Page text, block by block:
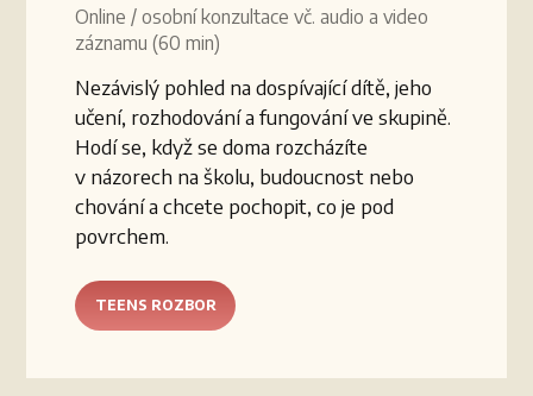
Online / osobní konzultace vč. audio a video
záznamu (60 min)
Nezávislý pohled na dospívající dítě, jeho
učení, rozhodování a fungování ve skupině.
Hodí se, když se doma rozcházíte
v názorech na školu, budoucnost nebo
chování a chcete pochopit, co je pod
povrchem.
TEENS ROZBOR